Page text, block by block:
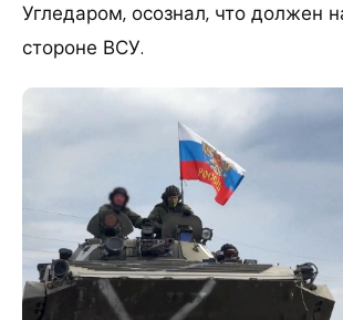
Угледаром, осознал, что должен
стороне ВСУ.